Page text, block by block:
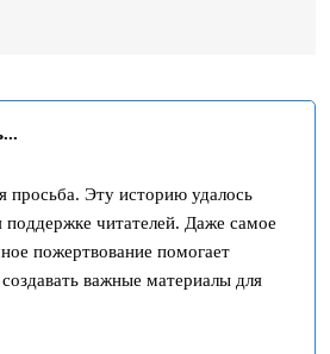
просьба. Эту историю удалось
поддержке читателей. Даже самое
пожертвование помогает
важные материалы для